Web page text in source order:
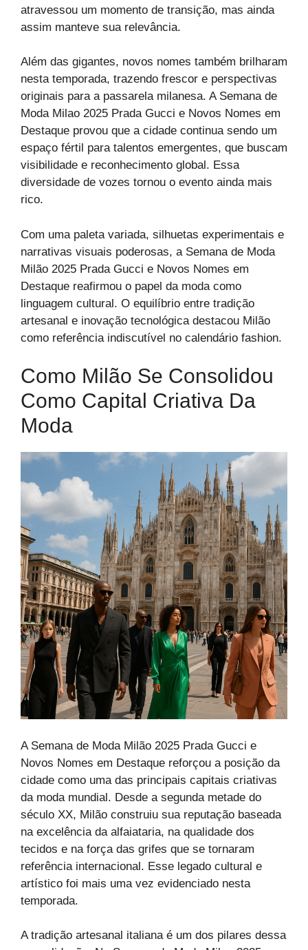
atravessou um momento de transição, mas ainda
assim manteve sua relevância.
Além das gigantes, novos nomes também brilharam
nesta temporada, trazendo frescor e perspectivas
originais para a passarela milanesa. A Semana de
Moda Milao 2025 Prada Gucci e Novos Nomes em
Destaque provou que a cidade continua sendo um
espaço fértil para talentos emergentes, que buscam
visibilidade e reconhecimento global. Essa
diversidade de vozes tornou o evento ainda mais
rico.
Com uma paleta variada, silhuetas experimentais e
narrativas visuais poderosas, a Semana de Moda
Milão 2025 Prada Gucci e Novos Nomes em
Destaque reafirmou o papel da moda como
linguagem cultural. O equilíbrio entre tradição
artesanal e inovação tecnológica destacou Milão
como referência indiscutível no calendário fashion.
Como Milão Se Consolidou
Como Capital Criativa Da
Moda
A Semana de Moda Milão 2025 Prada Gucci e
Novos Nomes em Destaque reforçou a posição da
cidade como uma das principais capitais criativas
da moda mundial. Desde a segunda metade do
século XX, Milão construiu sua reputação baseada
na excelência da alfaiataria, na qualidade dos
tecidos e na força das grifes que se tornaram
referência internacional. Esse legado cultural e
artístico foi mais uma vez evidenciado nesta
temporada.
A tradição artesanal italiana é um dos pilares dessa